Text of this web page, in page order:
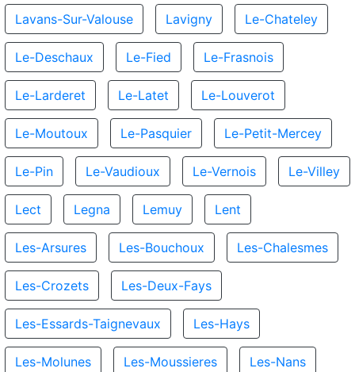
Lavans-Sur-Valouse Lavigny Le-Chateley
Le-Deschaux Le-Fied Le-Frasnois
Le-Larderet Le-Latet Le-Louverot
Le-Moutoux Le-Pasquier Le-Petit-Mercey
Le-Pin Le-Vaudioux Le-Vernois Le-Villey
Lect Legna Lemuy Lent
Les-Arsures Les-Bouchoux Les-Chalesmes
Les-Crozets Les-Deux-Fays
Les-Essards-Taignevaux Les-Hays
Les-Molunes Les-Moussieres Les-Nans